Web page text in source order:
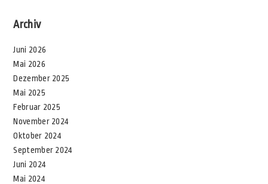
Archiv
Juni 2026
Mai 2026
Dezember 2025
Mai 2025
Februar 2025
November 2024
Oktober 2024
September 2024
Juni 2024
Mai 2024